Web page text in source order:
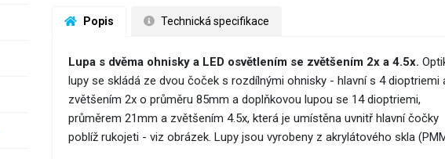
Popis Technická specifikace
Lupa s dvěma ohnisky a LED osvětlením se zvětšením 2x a 4.5x.
lupy se skládá ze dvou čoček s rozdílnými ohnisky - hlavní s 4 dioptriemi
zvětšením 2x o průměru 85mm a doplňkovou lupou se 14 dioptriemi,
průměrem 21mm a zvětšením 4.5x, která je umístěna uvnitř hlavní čočky
poblíž rukojeti - viz obrázek. Lupy jsou vyrobeny z akrylátového skla